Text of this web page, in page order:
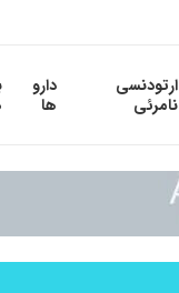
ارتودنسی
نامرئی
دارو
ها